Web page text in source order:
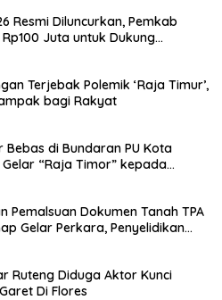
Resmi Diluncurkan, Pemkab
Juta untuk Dukung
Terjebak Polemik ‘Raja Timur’,
bagi Rakyat
Bebas di Bundaran PU Kota
“Raja Timor” kepada
Pemalsuan Dokumen Tanah TPA
Gelar Perkara, Penyelidikan
Ruteng Diduga Aktor Kunci
Di Flores